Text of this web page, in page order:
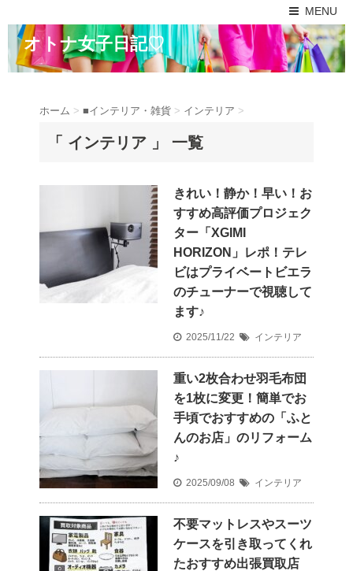
MENU
オトナ女子日記♡
ホーム > ■インテリア・雑貨 > インテリア >
「 インテリア 」 一覧
きれい！静か！早い！お
すすめ高評価プロジェク
ター「XGIMI
HORIZON」レポ！テレ
ビはプライベートビエラ
のチューナーで視聴して
ます♪
2025/11/22 インテリア
重い2枚合わせ羽毛布団
を1枚に変更！簡単でお
手頃でおすすめの「ふと
んのお店」のリフォーム
♪
2025/09/08 インテリア
不要マットレスやスーツ
ケースを引き取ってくれ
たおすすめ出張買取店